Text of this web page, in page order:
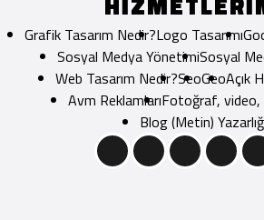
Grafik Tasarım Nedir?Logo Tasarımı
Sosyal Medya YönetimiSosyal
Web Tasarım Nedir?SeoGeoAçık
Avm ReklamlarıFotoğraf, video,
Blog (Metin)